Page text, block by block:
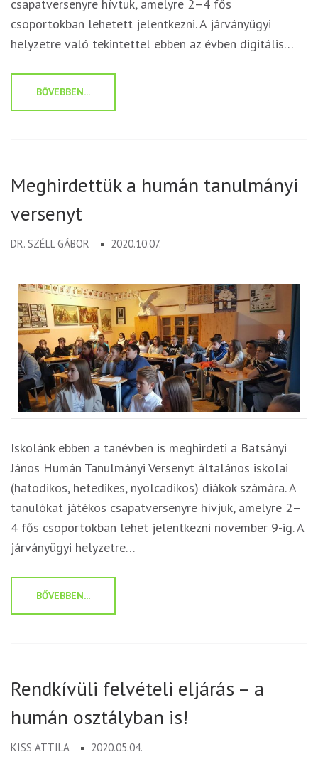
csapatversenyre hívtuk, amelyre 2–4 fős
csoportokban lehetett jelentkezni. A járványügyi
helyzetre való tekintettel ebben az évben digitális…
BŐVEBBEN...
Meghirdettük a humán tanulmányi
versenyt
DR. SZÉLL GÁBOR 2020.10.07.
Iskolánk ebben a tanévben is meghirdeti a Batsányi
János Humán Tanulmányi Versenyt általános iskolai
(hatodikos, hetedikes, nyolcadikos) diákok számára. A
tanulókat játékos csapatversenyre hívjuk, amelyre 2–
4 fős csoportokban lehet jelentkezni november 9-ig. A
járványügyi helyzetre…
BŐVEBBEN...
Rendkívüli felvételi eljárás – a
humán osztályban is!
KISS ATTILA 2020.05.04.